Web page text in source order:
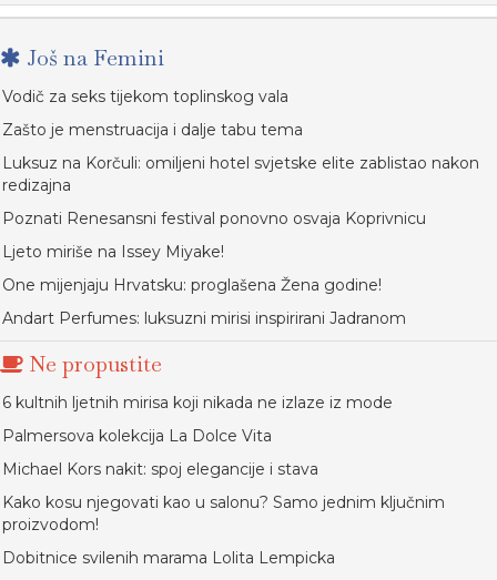
Još na Femini
Vodič za seks tijekom toplinskog vala
Zašto je menstruacija i dalje tabu tema
Luksuz na Korčuli: omiljeni hotel svjetske elite zablistao nakon
redizajna
Poznati Renesansni festival ponovno osvaja Koprivnicu
Ljeto miriše na Issey Miyake!
One mijenjaju Hrvatsku: proglašena Žena godine!
Andart Perfumes: luksuzni mirisi inspirirani Jadranom
Ne propustite
6 kultnih ljetnih mirisa koji nikada ne izlaze iz mode
Palmersova kolekcija La Dolce Vita
Michael Kors nakit: spoj elegancije i stava
Kako kosu njegovati kao u salonu? Samo jednim ključnim
proizvodom!
Dobitnice svilenih marama Lolita Lempicka